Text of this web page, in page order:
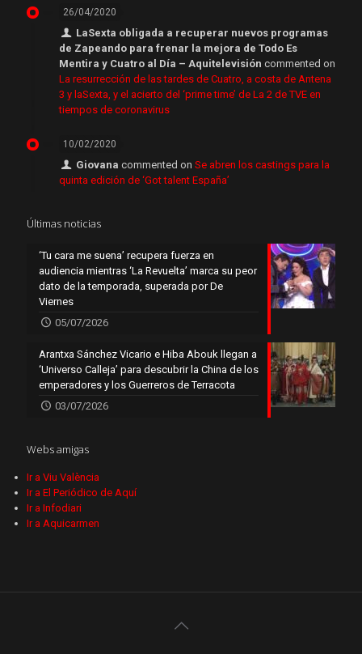
26/04/2020
LaSexta obligada a recuperar nuevos programas
de Zapeando para frenar la mejora de Todo Es
Mentira y Cuatro al Día – Aquitelevisión commented on
La resurrección de las tardes de Cuatro, a costa de Antena
3 y laSexta, y el acierto del ‘prime time’ de La 2 de TVE en
tiempos de coronavirus
10/02/2020
Giovana commented onSe abren los castings para la
quinta edición de ‘Got talent España’
Últimas noticias
‘Tu cara me suena’ recupera fuerza en
audiencia mientras ‘La Revuelta’ marca su peor
dato de la temporada, superada por De
Viernes
05/07/2026
Arantxa Sánchez Vicario e Hiba Abouk llegan a
‘Universo Calleja’ para descubrir la China de los
emperadores y los Guerreros de Terracota
03/07/2026
Webs amigas
Ir a Viu València
Ir a El Periódico de Aquí
Ir a Infodiari
Ir a Aquicarmen